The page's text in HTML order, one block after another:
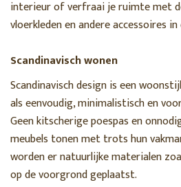
interieur of verfraai je ruimte met
vloerkleden en andere accessoires
Scandinavisch wonen
Scandinavisch design is een
als eenvoudig, minimalistisch en
Geen kitscherige poespas en
meubels tonen met trots hun
worden er natuurlijke materialen
op de voorgrond geplaatst.